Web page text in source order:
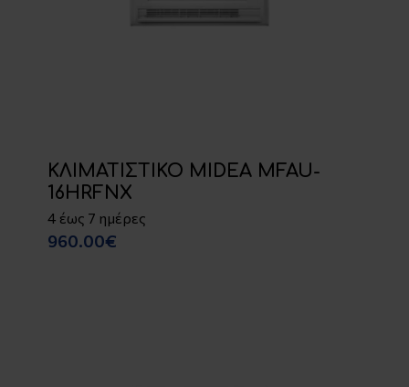
ΚΛΙΜΑΤΙΣΤΙΚΟ MIDEA MFAU-
16HRFNX
4 έως 7 ημέρες
960.00€